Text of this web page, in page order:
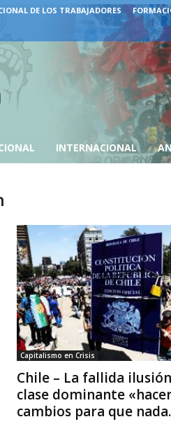
DE LOS TRABAJADORES
INTERNACIONAL
Capitalismo en Crisis
Chile – La fallida
clase dominante
cambios para que